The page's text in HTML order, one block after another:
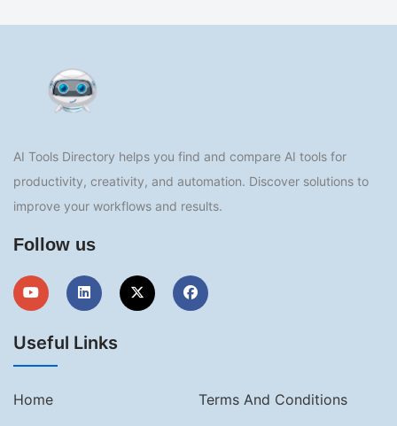
AI Tools Directory helps you find and compare AI tools for
productivity, creativity, and automation. Discover solutions to
improve your workflows and results.
Follow us
Useful Links
Home
Terms And Conditions